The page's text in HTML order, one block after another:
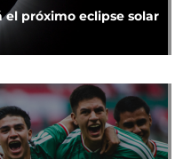
el próximo eclipse solar